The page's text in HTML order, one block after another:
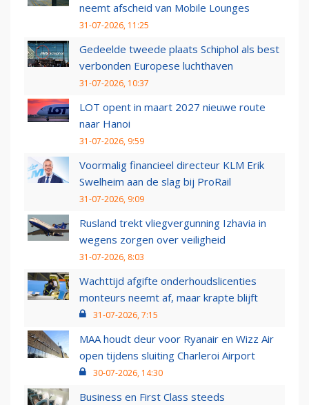
neemt afscheid van Mobile Lounges
31-07-2026, 11:25
Gedeelde tweede plaats Schiphol als best
verbonden Europese luchthaven
31-07-2026, 10:37
LOT opent in maart 2027 nieuwe route
naar Hanoi
31-07-2026, 9:59
Voormalig financieel directeur KLM Erik
Swelheim aan de slag bij ProRail
31-07-2026, 9:09
Rusland trekt vliegvergunning Izhavia in
wegens zorgen over veiligheid
31-07-2026, 8:03
Wachttijd afgifte onderhoudslicenties
monteurs neemt af, maar krapte blijft
31-07-2026, 7:15
MAA houdt deur voor Ryanair en Wizz Air
open tijdens sluiting Charleroi Airport
30-07-2026, 14:30
Business en First Class steeds